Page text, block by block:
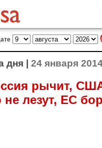
дня | 24 января 2014
рычит,
не лезут, ЕС